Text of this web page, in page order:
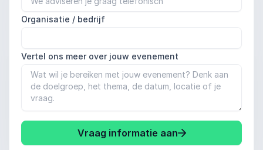
Organisatie / bedrijf
Vertel ons meer over jouw evenement
Vraag informatie aan